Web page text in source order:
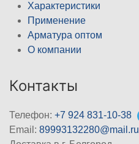
Характеристики
Применение
Арматура оптом
О компании
Контакты
Телефон: +7 924 831-10-38
Email: 89993132280@mail.ru